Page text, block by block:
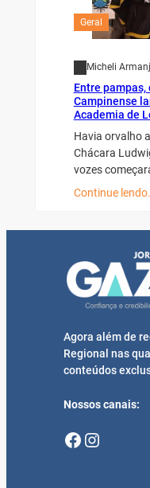
Geral
Micheli
Entre
Campinense
Academia de
Havia orvalho
Chácara
vozes
Continue
Agora além de
Regional nas
conteúdos
Nossos canais:
Facebook Instagram